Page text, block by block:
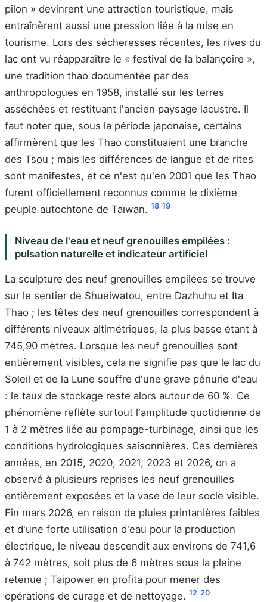
pilon » devinrent une attraction touristique, mais
entraînèrent aussi une pression liée à la mise en
tourisme. Lors des sécheresses récentes, les rives du
lac ont vu réapparaître le « festival de la balançoire »,
une tradition thao documentée par des
anthropologues en 1958, installé sur les terres
asséchées et restituant l'ancien paysage lacustre. Il
faut noter que, sous la période japonaise, certains
affirmèrent que les Thao constituaient une branche
des Tsou ; mais les différences de langue et de rites
sont manifestes, et ce n'est qu'en 2001 que les Thao
furent officiellement reconnus comme le dixième
peuple autochtone de Taïwan. 18 19
Niveau de l'eau et neuf grenouilles empilées :
pulsation naturelle et indicateur artificiel
La sculpture des neuf grenouilles empilées se trouve
sur le sentier de Shueiwatou, entre Dazhuhu et Ita
Thao ; les têtes des neuf grenouilles correspondent à
différents niveaux altimétriques, la plus basse étant à
745,90 mètres. Lorsque les neuf grenouilles sont
entièrement visibles, cela ne signifie pas que le lac du
Soleil et de la Lune souffre d'une grave pénurie d'eau
: le taux de stockage reste alors autour de 60 %. Ce
phénomène reflète surtout l'amplitude quotidienne de
1 à 2 mètres liée au pompage-turbinage, ainsi que les
conditions hydrologiques saisonnières. Ces dernières
années, en 2015, 2020, 2021, 2023 et 2026, on a
observé à plusieurs reprises les neuf grenouilles
entièrement exposées et la vase de leur socle visible.
Fin mars 2026, en raison de pluies printanières faibles
et d'une forte utilisation d'eau pour la production
électrique, le niveau descendit aux environs de 741,6
à 742 mètres, soit plus de 6 mètres sous la pleine
retenue ; Taipower en profita pour mener des
opérations de curage et de nettoyage. 12 20